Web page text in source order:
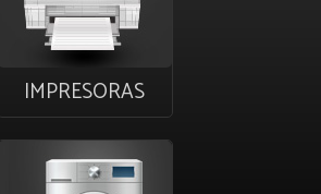
IMPRESORAS